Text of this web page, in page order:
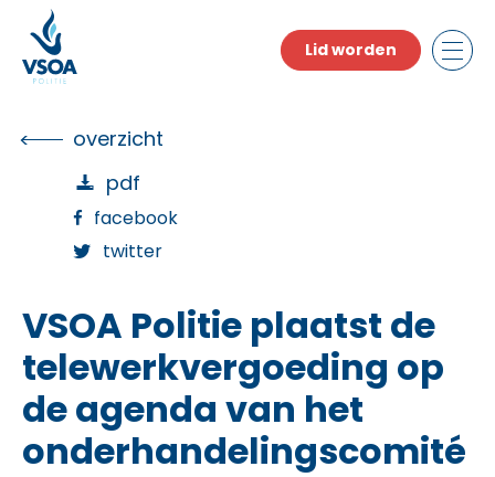
the
content
Lid worden
overzicht
pdf
facebook
twitter
VSOA Politie plaatst de
telewerkvergoeding op
de agenda van het
onderhandelingscomité